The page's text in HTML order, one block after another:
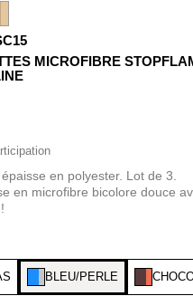
MICROFIBRE
en polyester. Lot de 3.
en microfibre bicolore douce
BLEU/PERLE